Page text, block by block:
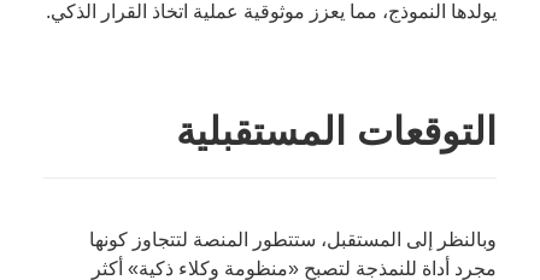
يولدها النموذج، مما يعزز موثوقية عملية اتخاذ القرار الذكي.
التوقعات المستقبلية
وبالنظر إلى المستقبل، ستتطور المنصة لتتجاوز كونها
مجرد أداة للنمذجة لتصبح «منظومة وكلاء ذكية» أكثر